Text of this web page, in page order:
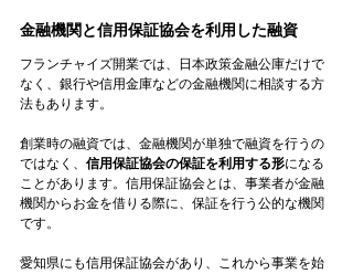
金融機関と信用保証協会を利用した融資
フランチャイズ開業では、日本政策金融公庫だけで
なく、銀行や信用金庫などの金融機関に相談する方
法もあります。
創業時の融資では、金融機関が単独で融資を行うの
ではなく、 信用保証協会の保証を利用する形になる
ことがあります。信用保証協会とは、事業者が金融
機関からお金を借りる際に、保証を行う公的な機関
です。
愛知県にも信用保証協会があり、これから事業を始